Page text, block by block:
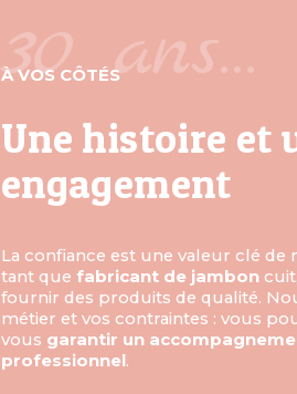
30 ans…
À VOS CÔTÉS
Une histoire et
engagement
La confiance est une valeur clé de
tant que fabricant de jambon
fournir des produits de qualité.
métier et vos contraintes : vous
vous garantir un
professionnel.